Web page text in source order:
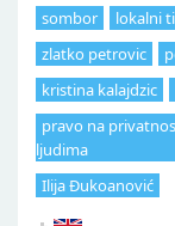
sombor
lokalni
zlatko petrovic
kristina kalajdzic
pravo na
ljudima
Ilija Đukoanović